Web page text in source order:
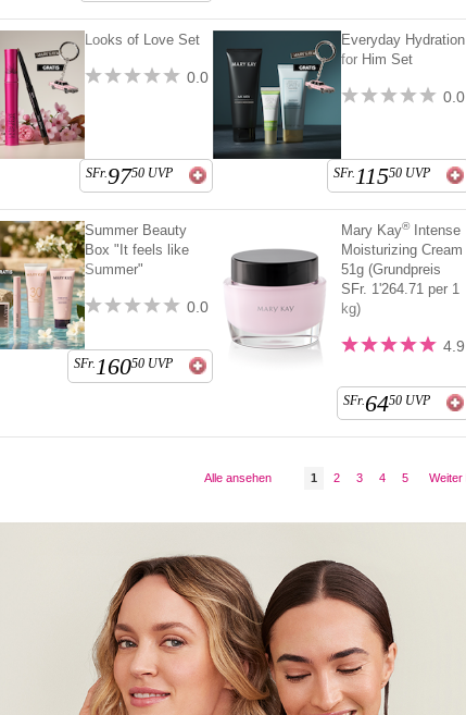
Looks of Love Set
0.0
SFr.9750 UVP
Everyday Hydration
for Him Set
0.0
SFr.11550 UVP
Summer Beauty
Box "It feels like
Summer"
0.0
SFr.16050 UVP
Mary Kay®Intense
Moisturizing Cream
51g (Grundpreis
SFr. 1'264.71 per 1
kg)
4.9
SFr.6450 UVP
Alle ansehen 1 2 3 4 5 Weiter